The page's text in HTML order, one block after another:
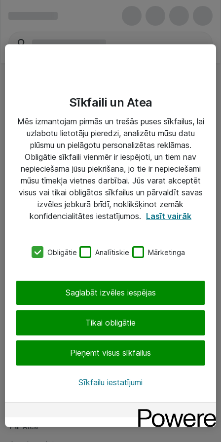
Risinājumi & Pakalpojumi
IT serviss un atbalsts
IT infrastruktūra
Darba vietu IT risinājumi
Serveri un datu centri
SIA „ATEA”
eShop@atea.lv
Sekojiet mums
Par Atea
Par Atea
Sīkfaili un Atea
Mēs izmantojam pirmās un trešās puses sīkfailus, lai
uzlabotu lietotāju pieredzi, analizētu mūsu datu
plūsmu un pielāgotu personalizētas reklāmas.
Obligātie sīkfaili vienmēr ir iespējoti, un tiem nav
nepieciešama jūsu piekrišana, jo tie ir nepieciešami
mūsu tīmekļa vietnes darbībai. Jūs varat akceptēt
visus vai tikai obligātos sīkfailus un pārvaldīt savas
izvēles jebkurā brīdī, noklikšķinot zemāk
konfidencialitātes iestatījumos. Lasīt vairāk
Obligātie Analītiskie Mārketinga
Tikai obligātie
Pieņemt visus sīkfailus
Saglabāt izvēles iespējas
Sīkfailu iestatījumi